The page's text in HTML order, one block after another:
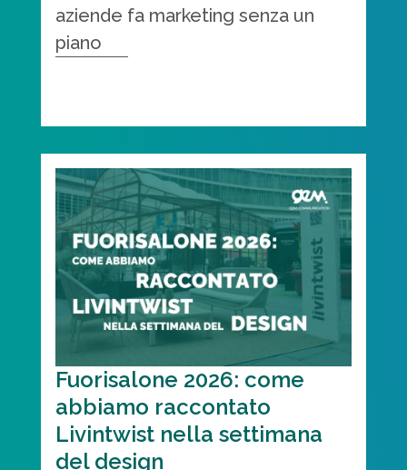
aziende fa marketing senza un
piano
Fuorisalone 2026: come
abbiamo raccontato
Livintwist nella settimana
del design